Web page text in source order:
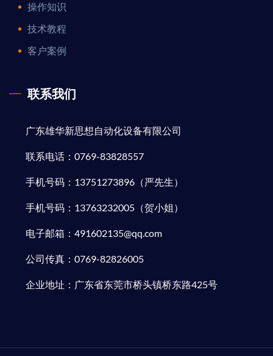
操作知识
技术教程
客户案例
联系我们
广东雄华新思想自动化设备有限公司
联系电话：0769-83828557
手机号码：13751273896（严先生）
手机号码：13763232005（贺小姐）
电子邮箱：491602135@qq.com
公司传真：0769-82826005
企业地址：广东省东莞市桥头镇桥东路425号